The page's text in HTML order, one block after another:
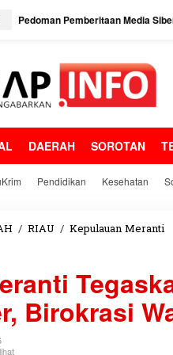
Pedoman Pemberitaan Media
DAERAH SOROTAN
Pendidikan Kesehatan
/ RIAU / Kepulauan Meranti
a
M
e
Birokrasi